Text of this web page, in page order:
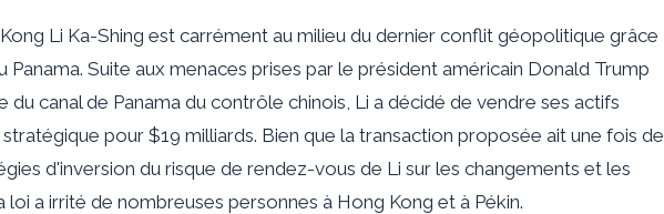
Li Ka-Shing est carrément au milieu du dernier conflit géopolitique grâce
Panama. Suite aux menaces prises par le président américain Donald Trump
canal de Panama du contrôle chinois, Li a décidé de vendre ses actifs
pour $19 milliards. Bien que la transaction proposée ait une fois de
d'inversion du risque de rendez-vous de Li sur les changements et les
a irrité de nombreuses personnes à Hong Kong et à Pékin.